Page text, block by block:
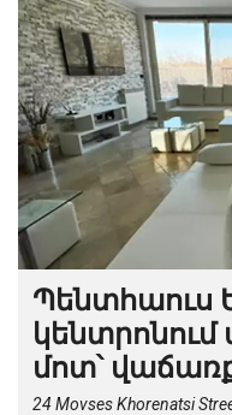
Պենտհաուս
կենտրոնում
մոտ՝
24 Movses Khorenatsi